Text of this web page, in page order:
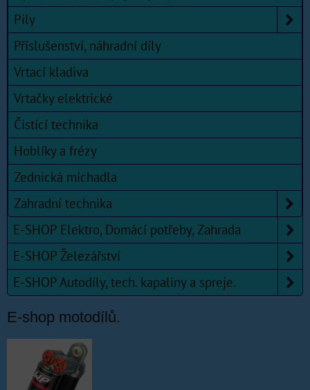
Pily
Příslušenství, náhradní díly
Vrtací kladiva
Vrtačky elektrické
Čistící technika
Hoblíky a frézy
Zednická míchadla
Zahradní technika
E-SHOP Elektro, Domácí potřeby, Zahrada
E-SHOP Železářství
E-SHOP Autodíly, tech. kapaliny a spreje.
E-shop motodílů.